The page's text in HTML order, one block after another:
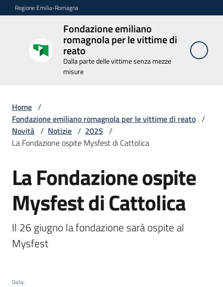
Vai al contenuto
Vai alla navigazione
Vai al footer
Regione Emilia-Romagna
Fondazione emiliano
romagnola per le vittime di
reato
Dalla parte delle vittime senza mezze
misure
Fondazione
emiliano
romagnola
per le
Dalla parte delle
vittime senza
mezze misure
Novità
Menu selezionato
La
Fondazione
Come
Home /
Fondazione emiliano romagnola per le vittime di reato /
Novità / Notizie / 2025 /
La Fondazione ospite Mysfest di Cattolica
Salta al contenuto
La Fondazione ospite
Mysfest di Cattolica
Il 26 giugno la fondazione sarà ospite al
Mysfest
Data: